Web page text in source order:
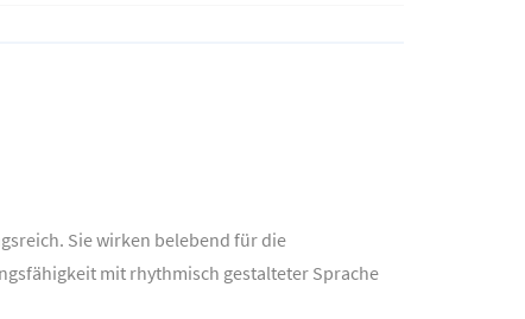
Sie wirken belebend für die
mit rhythmisch gestalteter Sprache